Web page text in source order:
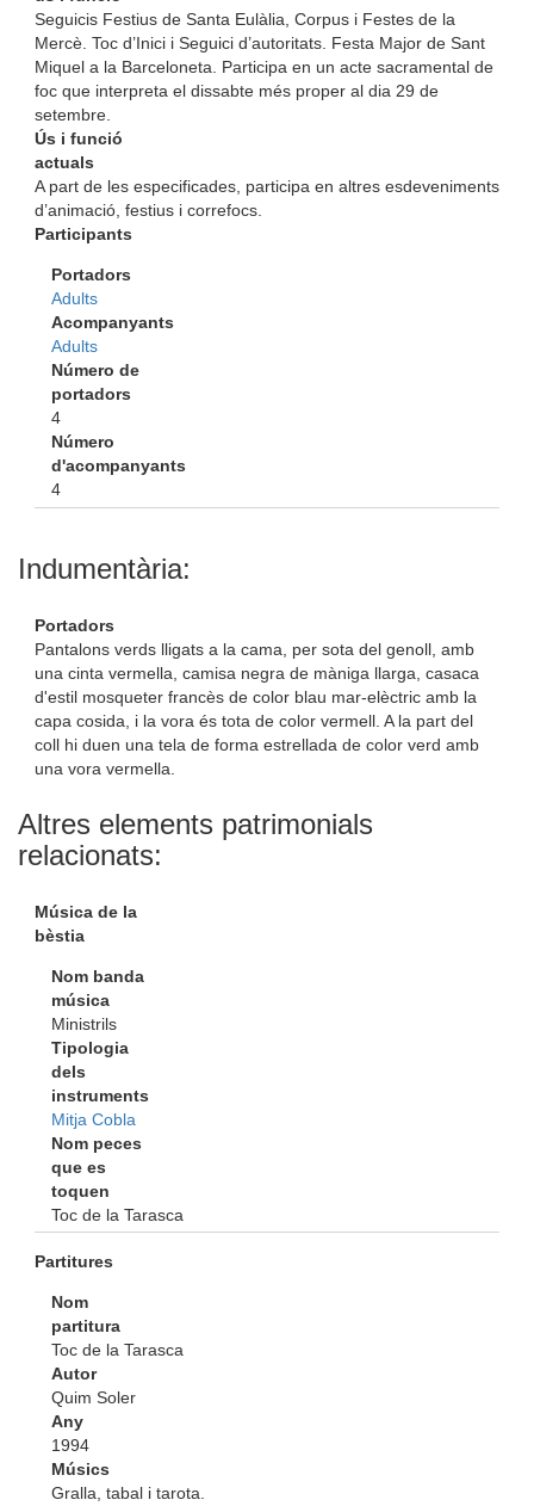
Seguicis Festius de Santa Eulàlia, Corpus i Festes de la
Mercè. Toc d’Inici i Seguici d’autoritats. Festa Major de Sant
Miquel a la Barceloneta. Participa en un acte sacramental de
foc que interpreta el dissabte més proper al dia 29 de
setembre.
Ús i funció
actuals
A part de les especificades, participa en altres esdeveniments
d’animació, festius i correfocs.
Participants
Portadors
Adults
Acompanyants
Adults
Número de
portadors
4
Número
d'acompanyants
4
Indumentària:
Portadors
Pantalons verds lligats a la cama, per sota del genoll, amb
una cinta vermella, camisa negra de màniga llarga, casaca
d'estil mosqueter francès de color blau mar-elèctric amb la
capa cosida, i la vora és tota de color vermell. A la part del
coll hi duen una tela de forma estrellada de color verd amb
una vora vermella.
Altres elements patrimonials
relacionats:
Música de la
bèstia
Nom banda
música
Ministrils
Tipologia
dels
instruments
Mitja Cobla
Nom peces
que es
toquen
Toc de la Tarasca
Partitures
Nom
partitura
Toc de la Tarasca
Autor
Quim Soler
Any
1994
Músics
Gralla, tabal i tarota.